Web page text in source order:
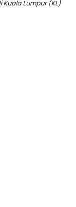
Lumpur (KL)